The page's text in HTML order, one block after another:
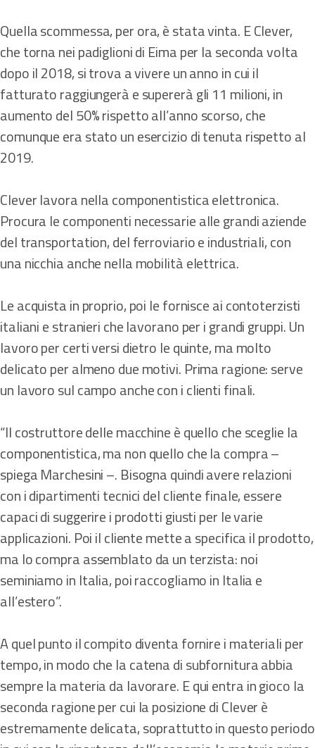
Quella scommessa, per ora, è stata vinta. E Clever,
che torna nei padiglioni di Eima per la seconda volta
dopo il 2018, si trova a vivere un anno in cui il
fatturato raggiungerà e supererà gli 11 milioni, in
aumento del 50% rispetto all’anno scorso, che
comunque era stato un esercizio di tenuta rispetto al
2019.
Clever lavora nella componentistica elettronica.
Procura le componenti necessarie alle grandi aziende
del transportation, del ferroviario e industriali, con
una nicchia anche nella mobilità elettrica.
Le acquista in proprio, poi le fornisce ai contoterzisti
italiani e stranieri che lavorano per i grandi gruppi. Un
lavoro per certi versi dietro le quinte, ma molto
delicato per almeno due motivi. Prima ragione: serve
un lavoro sul campo anche con i clienti finali.
“Il costruttore delle macchine è quello che sceglie la
componentistica, ma non quello che la compra –
spiega Marchesini –. Bisogna quindi avere relazioni
con i dipartimenti tecnici del cliente finale, essere
capaci di suggerire i prodotti giusti per le varie
applicazioni. Poi il cliente mette a specifica il prodotto,
ma lo compra assemblato da un terzista: noi
seminiamo in Italia, poi raccogliamo in Italia e
all’estero”.
A quel punto il compito diventa fornire i materiali per
tempo, in modo che la catena di subfornitura abbia
sempre la materia da lavorare. E qui entra in gioco la
seconda ragione per cui la posizione di Clever è
estremamente delicata, soprattutto in questo periodo